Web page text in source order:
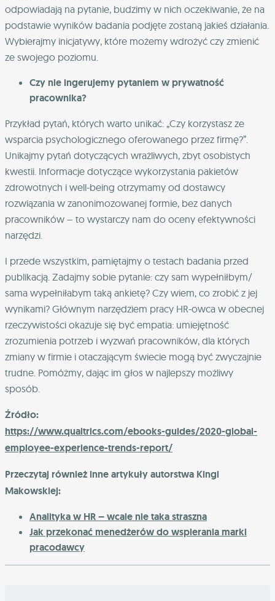
odpowiadają na pytanie, budzimy w nich oczekiwanie, że na
podstawie wyników badania podjęte zostaną jakieś działania.
Wybierajmy inicjatywy, które możemy wdrożyć czy zmienić
ze swojego poziomu.
Czy nie ingerujemy pytaniem w prywatność
pracownika?
Przykład pytań, których warto unikać: „Czy korzystasz ze
wsparcia psychologicznego oferowanego przez firmę?”.
Unikajmy pytań dotyczących wrażliwych, zbyt osobistych
kwestii. Informacje dotyczące wykorzystania pakietów
zdrowotnych i well-being otrzymamy od dostawcy
rozwiązania w zanonimozowanej formie, bez danych
pracowników – to wystarczy nam do oceny efektywności
narzędzi.
I przede wszystkim, pamiętajmy o testach badania przed
publikacją. Zadajmy sobie pytanie: czy sam wypełniłbym/
sama wypełniłabym taką ankietę? Czy wiem, co zrobić z jej
wynikami? Głównym narzędziem pracy HR-owca w obecnej
rzeczywistości okazuje się być empatia: umiejętność
zrozumienia potrzeb i wyzwań pracowników, dla których
zmiany w firmie i otaczającym świecie mogą być zwyczajnie
trudne. Pomóżmy, dając im głos w najlepszy możliwy
sposób.
Źródło:
https://www.qualtrics.com/ebooks-guides/2020-global-
employee-experience-trends-report/
Przeczytaj również inne artykuły autorstwa Kingi
Makowskiej:
Analityka w HR – wcale nie taka straszna
Jak przekonać menedżerów do wspierania marki
pracodawcy